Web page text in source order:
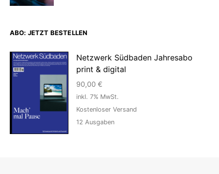
ABO: JETZT BESTELLEN
Netzwerk Südbaden Jahresabo
print & digital
90,00 €
inkl. 7% MwSt.
Kostenloser Versand
12 Ausgaben